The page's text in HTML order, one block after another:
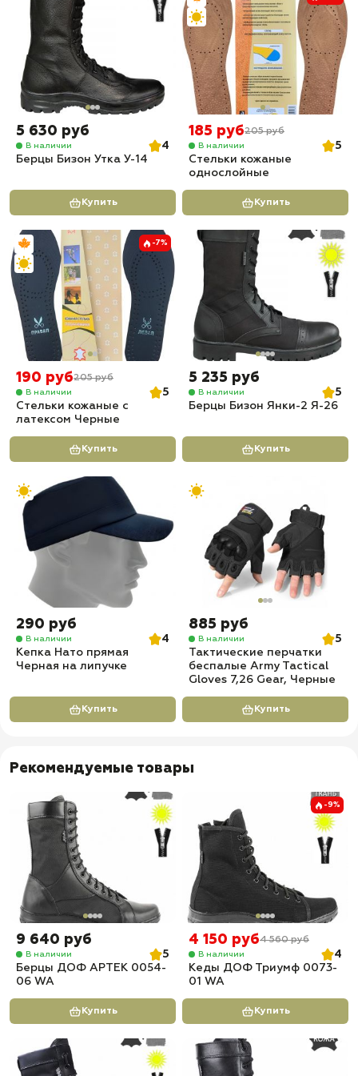
5 630 руб
В наличии
4
Берцы Бизон Утка У-14
Купить
185 руб205 руб
В наличии
5
Стельки кожаные
однослойные
Купить
-7%
190 руб205 руб
В наличии
5
Стельки кожаные с
латексом Черные
Купить
5 235 руб
В наличии
5
Берцы Бизон Янки-2 Я-26
Купить
290 руб
В наличии
4
Кепка Нато прямая
Черная на липучке
Купить
885 руб
В наличии
5
Тактические перчатки
беспалые Army Tactical
Gloves 7,26 Gear, Черные
Купить
Рекомендуемые товары
9 640 руб
В наличии
5
Берцы ДОФ АРТЕК 0054-
06 WA
Купить
-9%
4 150 руб4 560 руб
В наличии
4
Кеды ДОФ Триумф 0073-
01 WA
Купить